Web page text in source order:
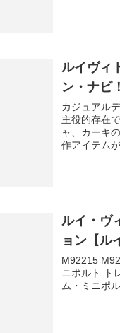
ルイヴィ
ン・ナビ
カジュアル
主役的存在
ャ、カーキ
作アイテム
ルイ・ヴ
ョン【ル
M92215
ニポルト ト
ム・ミニポ